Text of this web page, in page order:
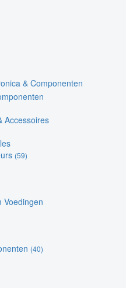
& Componenten
Accessoires
(59)
Voedingen
(40)